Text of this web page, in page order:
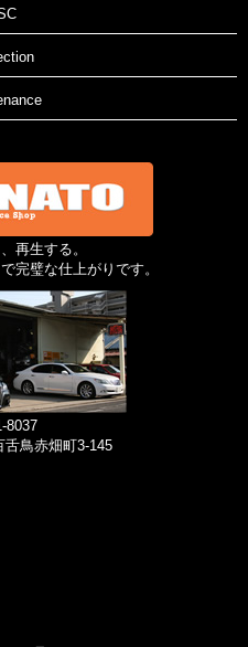
再生する。
完璧な仕上がりです。
8037
舌鳥赤畑町3-145